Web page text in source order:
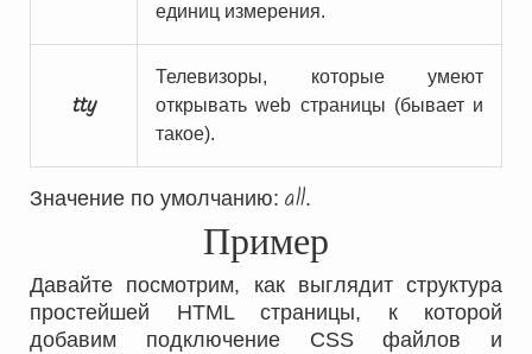
единиц измерения.
tty
Телевизоры, которые умеют
открывать web страницы (бывает и
такое).
Значение по умолчанию: all.
Пример
Давайте посмотрим, как выглядит структура
простейшей HTML страницы, к которой
добавим подключение CSS файлов и